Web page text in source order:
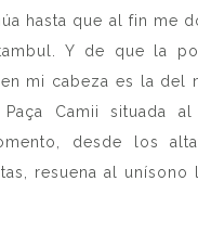
hasta que al fin me
Y de que la
mi cabeza es la del
Paça Camii situada
desde los
resuena al unísono